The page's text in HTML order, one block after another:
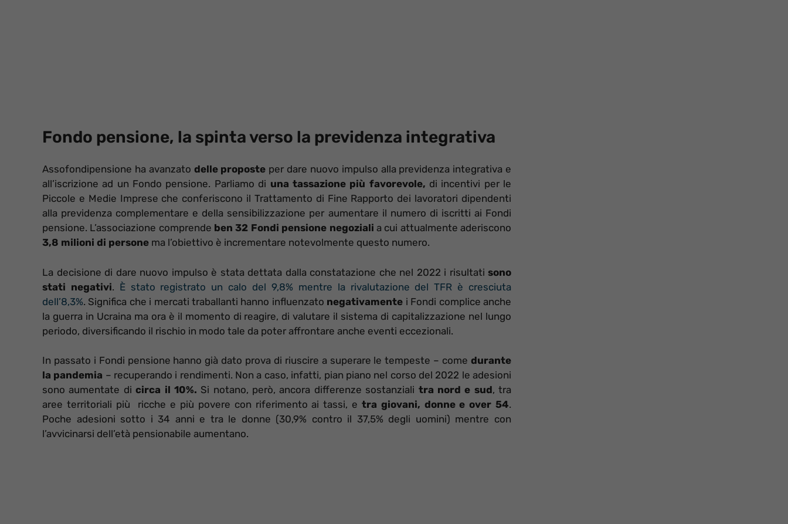
Fondo pensione, la spinta verso la previdenza integrativa
Assofondipensione ha avanzato delle proposte per dare nuovo impulso alla previdenza integrativa e
all’iscrizione ad un Fondo pensione. Parliamo di una tassazione più favorevole, di incentivi per le
Piccole e Medie Imprese che conferiscono il Trattamento di Fine Rapporto dei lavoratori dipendenti
alla previdenza complementare e della sensibilizzazione per aumentare il numero di iscritti ai Fondi
pensione. L’associazione comprende ben 32 Fondi pensione negoziali a cui attualmente aderiscono
3,8 milioni di persone ma l’obiettivo è incrementare notevolmente questo numero.
La decisione di dare nuovo impulso è stata dettata dalla constatazione che nel 2022 i risultati sono
stati negativi. È stato registrato un calo del 9,8% mentre la rivalutazione del TFR è cresciuta
dell’8,3%. Significa che i mercati traballanti hanno influenzato negativamente i Fondi complice anche
la guerra in Ucraina ma ora è il momento di reagire, di valutare il sistema di capitalizzazione nel lungo
periodo, diversificando il rischio in modo tale da poter affrontare anche eventi eccezionali.
In passato i Fondi pensione hanno già dato prova di riuscire a superare le tempeste – come durante
la pandemia – recuperando i rendimenti. Non a caso, infatti, pian piano nel corso del 2022 le adesioni
sono aumentate dicirca il 10%. Si notano, però, ancora differenze sostanziali tra nord e sud, tra
aree territoriali più ricche e più povere con riferimento ai tassi, e tra giovani, donne e over 54.
Poche adesioni sotto i 34 anni e tra le donne (30,9% contro il 37,5% degli uomini) mentre con
l’avvicinarsi dell’età pensionabile aumentano.